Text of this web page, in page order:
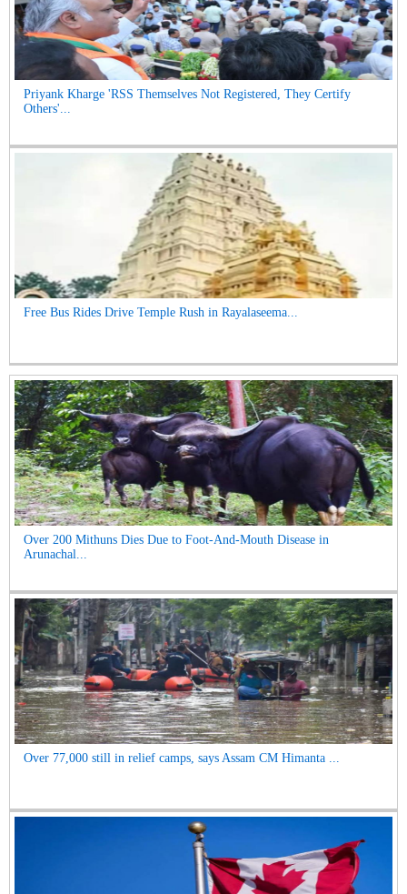
Priyank Kharge 'RSS Themselves Not Registered, They Certify
Others'...
Free Bus Rides Drive Temple Rush in Rayalaseema...
Over 200 Mithuns Dies Due to Foot-And-Mouth Disease in
Arunachal...
Over 77,000 still in relief camps, says Assam CM Himanta ...